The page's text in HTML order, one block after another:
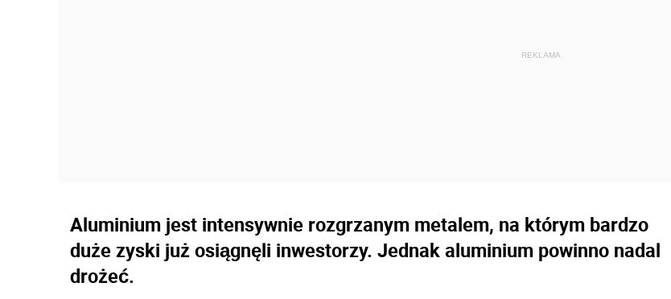
Aluminium jest intensywnie rozgrzanym metalem, na którym bardzo
duże zyski już osiągnęli inwestorzy. Jednak aluminium powinno nadal
drożeć.